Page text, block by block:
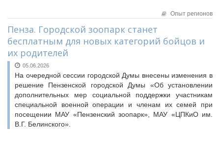
Опыт регионов
Пенза. Городской зоопарк станет
бесплатным для новых категорий бойцов и
их родителей
05.06.2026
На очередной сессии городской Думы внесены изменения в
решение Пензенской городской Думы «Об установлении
дополнительных мер социальной поддержки участникам
специальной военной операции и членам их семей при
посещении МАУ «Пензенский зоопарк», МАУ «ЦПКиО им.
В.Г. Белинского».